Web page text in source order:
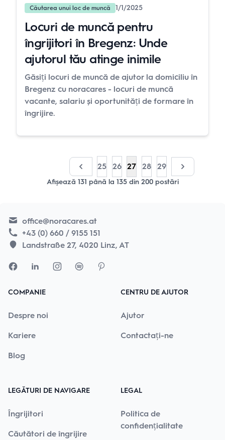
Căutarea unui loc de muncă 1/1/2025
Locuri de muncă pentru
îngrijitori în Bregenz: Unde
ajutorul tău atinge inimile
Găsiți locuri de muncă de ajutor la domiciliu în
Bregenz cu noracares - locuri de muncă
vacante, salariu și oportunități de formare în
îngrijire.
25 26 27 28 29
Afișează 131 până la 135din 200postări
office@noracares.at
+43 (0) 660 / 9155 151
Landstraße 27, 4020 Linz, AT
COMPANIE
Despre noi
Kariere
Blog
CENTRU DE AJUTOR
Ajutor
Contactați-ne
LEGĂTURI DE NAVIGARE
Îngrijitori
Căutători de îngrijire
LEGAL
Politica de
confidențialitate